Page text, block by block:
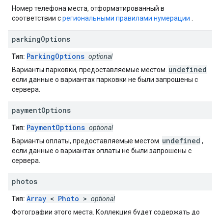
Номер телефона места, отформатированный в
соответствии срегиональными правилами нумерации
parkingOptions
Тип: ParkingOptions optional
Варианты парковки, предоставляемые местом. undefined
если данные о вариантах парковки не были запрошены с
сервера.
paymentOptions
Тип: PaymentOptions optional
Варианты оплаты, предоставляемые местом. undefined ,
если данные о вариантах оплаты не были запрошены с
сервера.
photos
Тип: Array < Photo > optional
Фотографии этого места. Коллекция будет содержать до